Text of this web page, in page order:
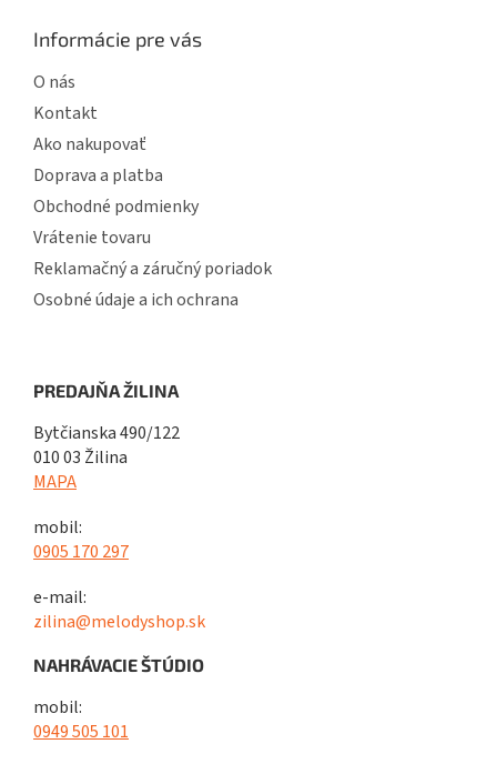
Informácie pre vás
O nás
Kontakt
Ako nakupovať
Doprava a platba
Obchodné podmienky
Vrátenie tovaru
Reklamačný a záručný poriadok
Osobné údaje a ich ochrana
PREDAJŇA ŽILINA
Bytčianska 490/122
010 03 Žilina
MAPA
mobil:
0905 170 297
e-mail:
zilina@melodyshop.sk
NAHRÁVACIE ŠTÚDIO
mobil:
0949 505 101